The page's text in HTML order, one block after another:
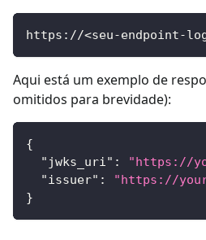
https://<seu-endpoint-
Aqui está um exemplo de
omitidos para brevidade):
{
"jwks_uri" :
"https://
"issuer" :
"https://
}